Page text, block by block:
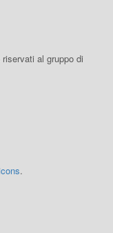
al gruppo di
.